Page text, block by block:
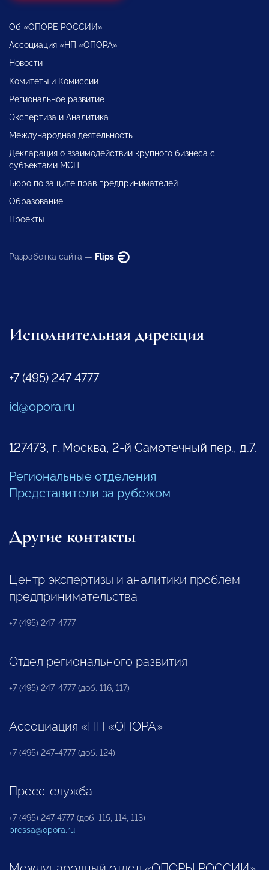
Об «ОПОРЕ РОССИИ»
Ассоциация «НП «ОПОРА»
Новости
Комитеты и Комиссии
Региональное развитие
Экспертиза и Аналитика
Международная деятельность
Декларация о взаимодействии крупного бизнеса с
субъектами МСП
Бюро по защите прав предпринимателей
Образование
Проекты
Разработка сайта — Flips
Исполнительная дирекция
+7 (495) 247 4777
id@opora.ru
127473, г. Москва, 2-й Самотечный пер., д.7.
Региональные отделения
Представители за рубежом
Другие контакты
Центр экспертизы и аналитики проблем
предпринимательства
+7 (495) 247-4777
Отдел регионального развития
+7 (495) 247-4777 (доб. 116, 117)
Ассоциация «НП «ОПОРА»
+7 (495) 247-4777 (доб. 124)
Пресс-служба
+7 (495) 247 4777 (доб. 115, 114, 113)
pressa@opora.ru